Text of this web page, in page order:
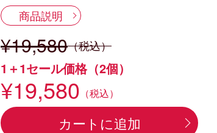
商品説明
¥19,580（税込）
1＋1セール価格（2個）
¥19,580 （税込）
カートに追加